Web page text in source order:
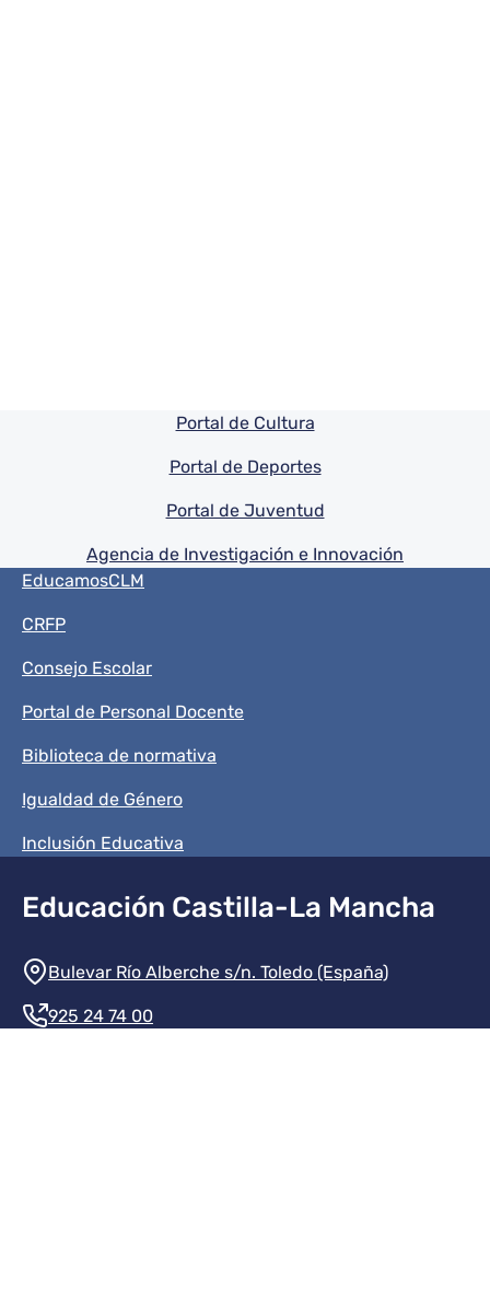
Pie de pagina información
Portal de Cultura
Portal de Deportes
Portal de Juventud
Agencia de Investigación e Innovación
Menú del pie
EducamosCLM
CRFP
Consejo Escolar
Portal de Personal Docente
Biblioteca de normativa
Igualdad de Género
Inclusión Educativa
Educación Castilla-La Mancha
Información de la institución
Bulevar Río Alberche s/n. Toledo (España)
925 24 74 00